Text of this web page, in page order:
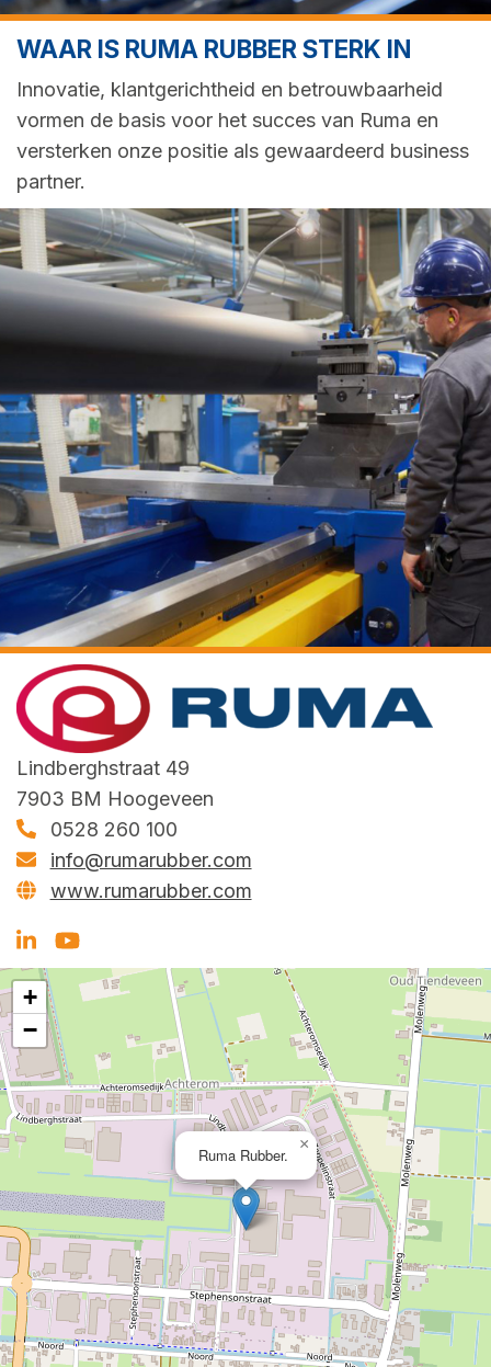
WAAR IS RUMA RUBBER STERK IN
Innovatie, klantgerichtheid en betrouwbaarheid
vormen de basis voor het succes van Ruma en
versterken onze positie als gewaardeerd business
partner.
Lindberghstraat 49
7903 BM Hoogeveen
0528 260 100
info@rumarubber.com
www.rumarubber.com
Ruma Rubber.
×
+
−